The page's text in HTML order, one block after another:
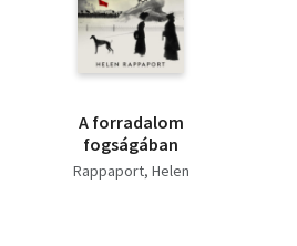
A forradalom
fogságában
Rappaport, Helen